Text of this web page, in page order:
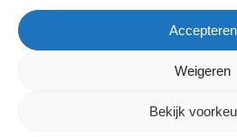
Accepteren
Weigeren
Bekijk
nog inzetten. Eindstand 85
bij het volgend appel, de